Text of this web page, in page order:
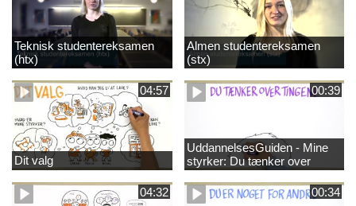
Teknisk studentereksamen
(htx)
Almen studentereksamen
(stx)
04:57
Dit valg
00:39
UddannelsesGuiden - Mine
styrker: Du tænker over
tingene
04:32
00:34